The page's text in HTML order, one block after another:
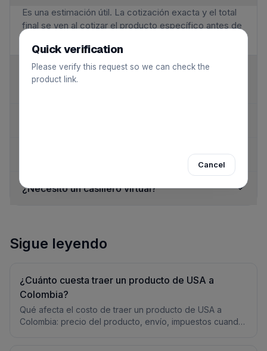
Es una estimación útil. La cotización exacta y el total
final se ven al cotizar el producto específico antes de
¿Cuánto demora un pedido de Estados Unidos
a Colombia?
¿Necesito un casillero virtual?
Sigue leyendo
¿Cuánto cuesta traer un producto de USA a
Colombia?
Qué afecta el costo de traer un producto de USA a
Colombia: precio del producto, envío, impuestos cuando
Quick verification
Please verify this request so we can check the
product link.
Cancel